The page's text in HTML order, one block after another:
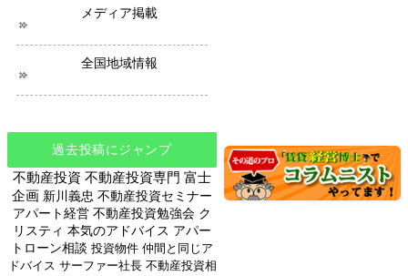
メディア掲載
全国地域情報
過去投稿にジャンプ
不動産投資 不動産投資専門 富士
企画 新川義忠 不動産投資セミナー
アパート経営 不動産投資勉強会 ク
リスティ 本気のアドバイス アパー
トローン相談 投資物件 仲間と同じア
ドバイス サーファー社長 不動産投資相